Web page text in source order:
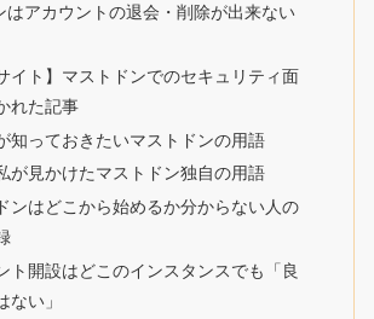
はアカウントの退会・削除が出来ない
イト】マストドンでのセキュリティ面
れた記事
知っておきたいマストドンの用語
が見かけたマストドン独自の用語
ンはどこから始めるか分からない人の
ト開設はどこのインスタンスでも「良
ない」